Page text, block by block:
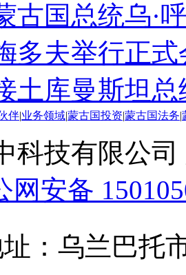
古国总统乌·
多夫举行正式
土库曼斯坦
伴 业务领域 蒙古国投资 蒙古国法务
科技有限公
网安备
： 乌兰巴托